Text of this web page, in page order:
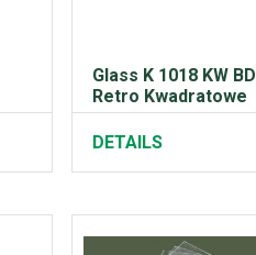
Glass K 1018 KW BD
Retro Kwadratowe
DETAILS